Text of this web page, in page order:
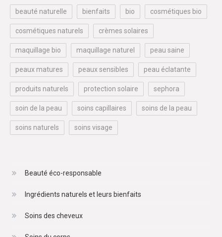
beauté naturelle bienfaits bio cosmétiques bio
cosmétiques naturels crèmes solaires
maquillage bio maquillage naturel peau saine
peaux matures peaux sensibles peau éclatante
produits naturels protection solaire sephora
soin de la peau soins capillaires soins de la peau
soins naturels soins visage
Beauté éco-responsable
Ingrédients naturels et leurs bienfaits
Soins des cheveux